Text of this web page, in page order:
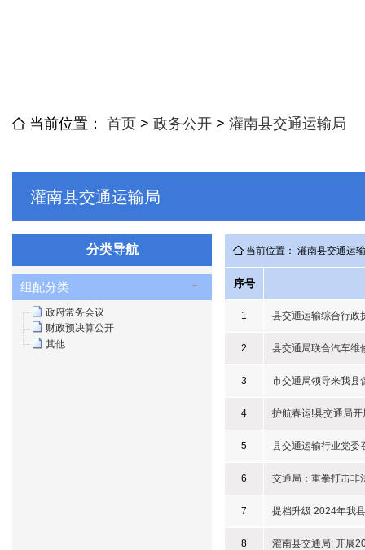
当前位置： 首页 > 政务公开 > 灌南县交通运输局
灌南县交通运输局
分类导航
组配分类
政府常务会议
财政预决算公开
其他
当前位置： 灌南县交通运
序号
1 县交通运输综合行政
2 县交通局联合汽车维
3 市交通局领导来我县
4 护航春运!县交通局
5 县交通运输行业党委
6 交通局：重拳打击非
7 提档升级 2024年我
8 灌南县交通局: 开展